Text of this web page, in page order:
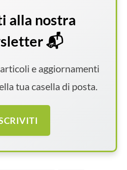
alla nostra
📬
e aggiornamenti
tua casella di posta.